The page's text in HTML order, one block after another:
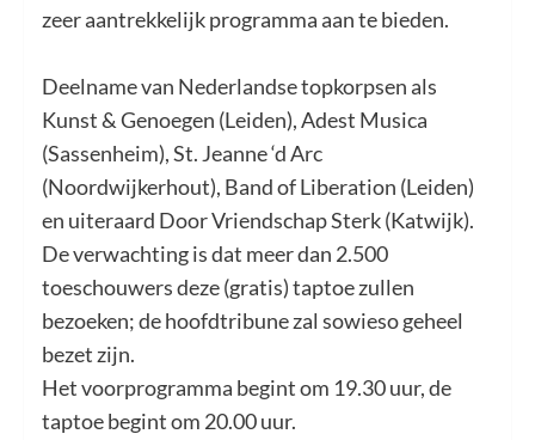
zeer aantrekkelijk programma aan te bieden.
Deelname van Nederlandse topkorpsen als
Kunst & Genoegen (Leiden), Adest Musica
(Sassenheim), St. Jeanne ‘d Arc
(Noordwijkerhout), Band of Liberation (Leiden)
en uiteraard Door Vriendschap Sterk (Katwijk).
De verwachting is dat meer dan 2.500
toeschouwers deze (gratis) taptoe zullen
bezoeken; de hoofdtribune zal sowieso geheel
bezet zijn.
Het voorprogramma begint om 19.30 uur, de
taptoe begint om 20.00 uur.